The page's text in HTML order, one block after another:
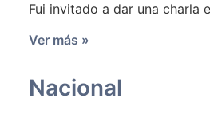
Fui invitado a dar una charla
Ver más »
Nacional